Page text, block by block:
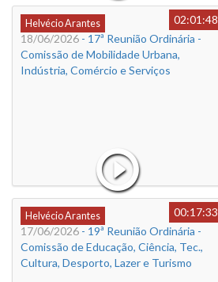
Helvécio Arantes
02:01:48
18/06/2026 - 17ª Reunião Ordinária -
Comissão de Mobilidade Urbana,
Indústria, Comércio e Serviços
Helvécio Arantes
00:17:33
17/06/2026 - 19ª Reunião Ordinária -
Comissão de Educação, Ciência, Tec.,
Cultura, Desporto, Lazer e Turismo